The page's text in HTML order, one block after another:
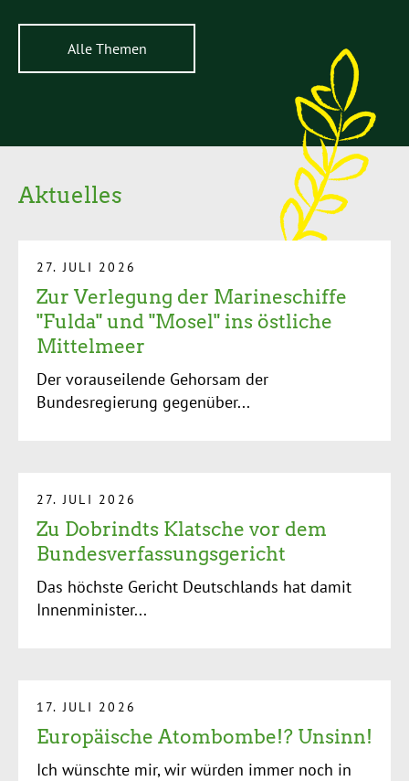
Alle Themen
Aktuelles
27. JULI 2026
Zur Verlegung der Marineschiffe
"Fulda" und "Mosel" ins östliche
Mittelmeer
Der vorauseilende Gehorsam der
Bundesregierung gegenüber...
27. JULI 2026
Zu Dobrindts Klatsche vor dem
Bundesverfassungsgericht
Das höchste Gericht Deutschlands hat damit
Innenminister...
17. JULI 2026
Europäische Atombombe!? Unsinn!
Ich wünschte mir, wir würden immer noch in